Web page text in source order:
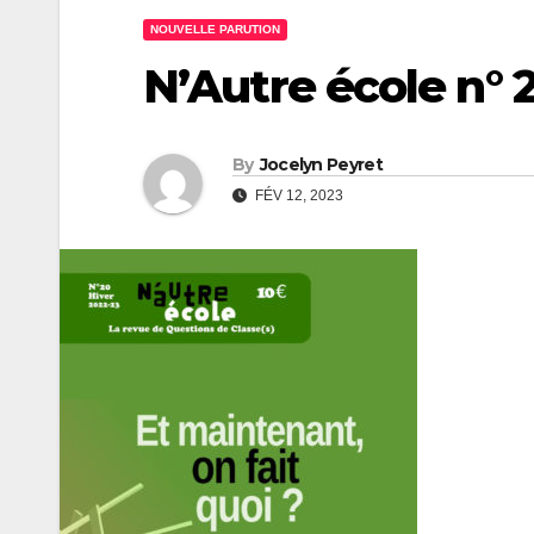
NOUVELLE PARUTION
N’Autre école n°
By Jocelyn Peyret
FÉV 12, 2023